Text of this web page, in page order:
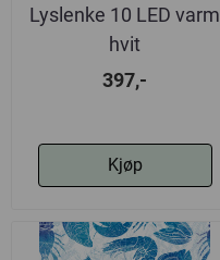
Lyslenke 10 LED varm
hvit
397,-
Kjøp